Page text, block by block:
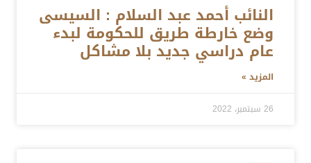
النائب أحمد عبد السلام : السيسى
وضع خارطة طريق للحكومة لبدء
عام دراسي جديد بلا مشاكل
المزيد »
26 سبتمبر، 2022